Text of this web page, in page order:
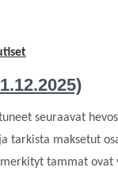
seuraavat
tarkista maksetut
tammat ovat